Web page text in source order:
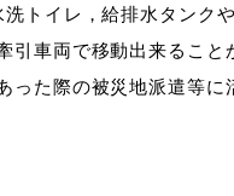
トイレ，給排水タンク
引車両で移動出来ること
った際の被災地派遣等に